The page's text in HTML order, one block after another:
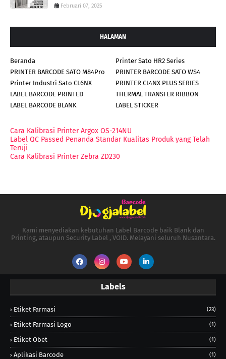
Februari 07, 2025
HALAMAN
Beranda
Printer Sato HR2 Series
PRINTER BARCODE SATO M84Pro
PRINTER BARCODE SATO WS4
Printer Industri Sato CL6NX
PRINTER CL4NX PLUS SERIES
LABEL BARCODE PRINTED
THERMAL TRANSFER RIBBON
LABEL BARCODE BLANK
LABEL STICKER
Cara Kalibrasi Printer Argox OS-214NU
Label QC Passed Penanda Standar Kualitas Produk yang Telah
Teruji
Cara Kalibrasi Printer Zebra ZD230
Kami menyediakan kebutuhan Label Barcode baik Blank dan
Printing, ataupun Security Label , VOID. Melayani seluruh Nusantara.
Labels
Etiket Farmasi (23)
Etiket Farmasi Logo (1)
Etiket Obet (1)
Aplikasi Barcode (1)